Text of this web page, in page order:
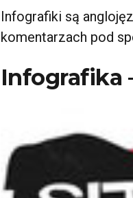
Infografiki są
komentarzach pod
Infografika